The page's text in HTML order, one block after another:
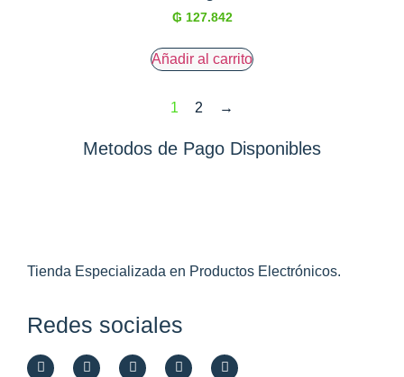
₲ 127.842
Añadir al carrito
1 2 →
Metodos de Pago Disponibles
Tienda Especializada en Productos Electrónicos.
Redes sociales